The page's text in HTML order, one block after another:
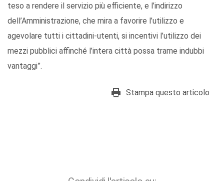
teso a rendere il servizio più efficiente, e l’indirizzo
dell’Amministrazione, che mira a favorire l’utilizzo e
agevolare tutti i cittadini-utenti, si incentivi l’utilizzo dei
mezzi pubblici affinché l’intera città possa trarne indubbi
vantaggi”.
Stampa questo articolo